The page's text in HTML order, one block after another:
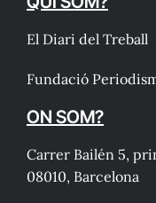
El Diari del Treball
Fundació
ON SOM?
Carrer Bailén 5,
08010, Barcelona